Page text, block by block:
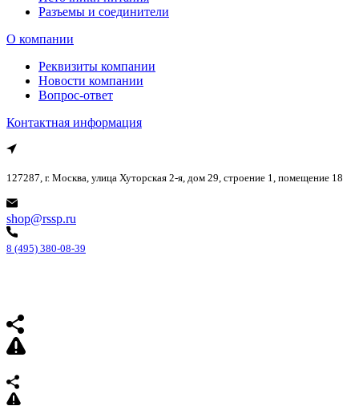
Разъемы и соединители
О компании
Реквизиты компании
Новости компании
Вопрос-ответ
Контактная информация
127287, г. Москва, улица Хуторская 2-я, дом 29, строение 1, помещение 18
shop@rssp.ru
8 (495) 380-08-39